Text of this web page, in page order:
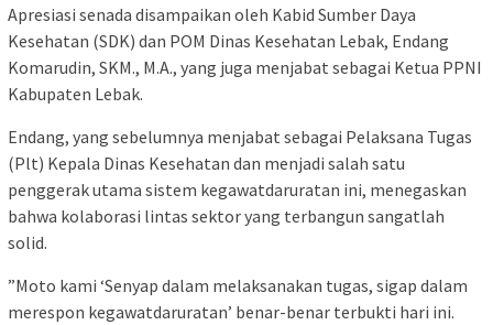
​Apresiasi senada disampaikan oleh Kabid Sumber Daya
Kesehatan (SDK) dan POM Dinas Kesehatan Lebak, Endang
Komarudin, SKM., M.A., yang juga menjabat sebagai Ketua PPNI
Kabupaten Lebak.
​Endang, yang sebelumnya menjabat sebagai Pelaksana Tugas
(Plt) Kepala Dinas Kesehatan dan menjadi salah satu
penggerak utama sistem kegawatdaruratan ini, menegaskan
bahwa kolaborasi lintas sektor yang terbangun sangatlah
solid.
​”Moto kami ‘Senyap dalam melaksanakan tugas, sigap dalam
merespon kegawatdaruratan’ benar-benar terbukti hari ini.